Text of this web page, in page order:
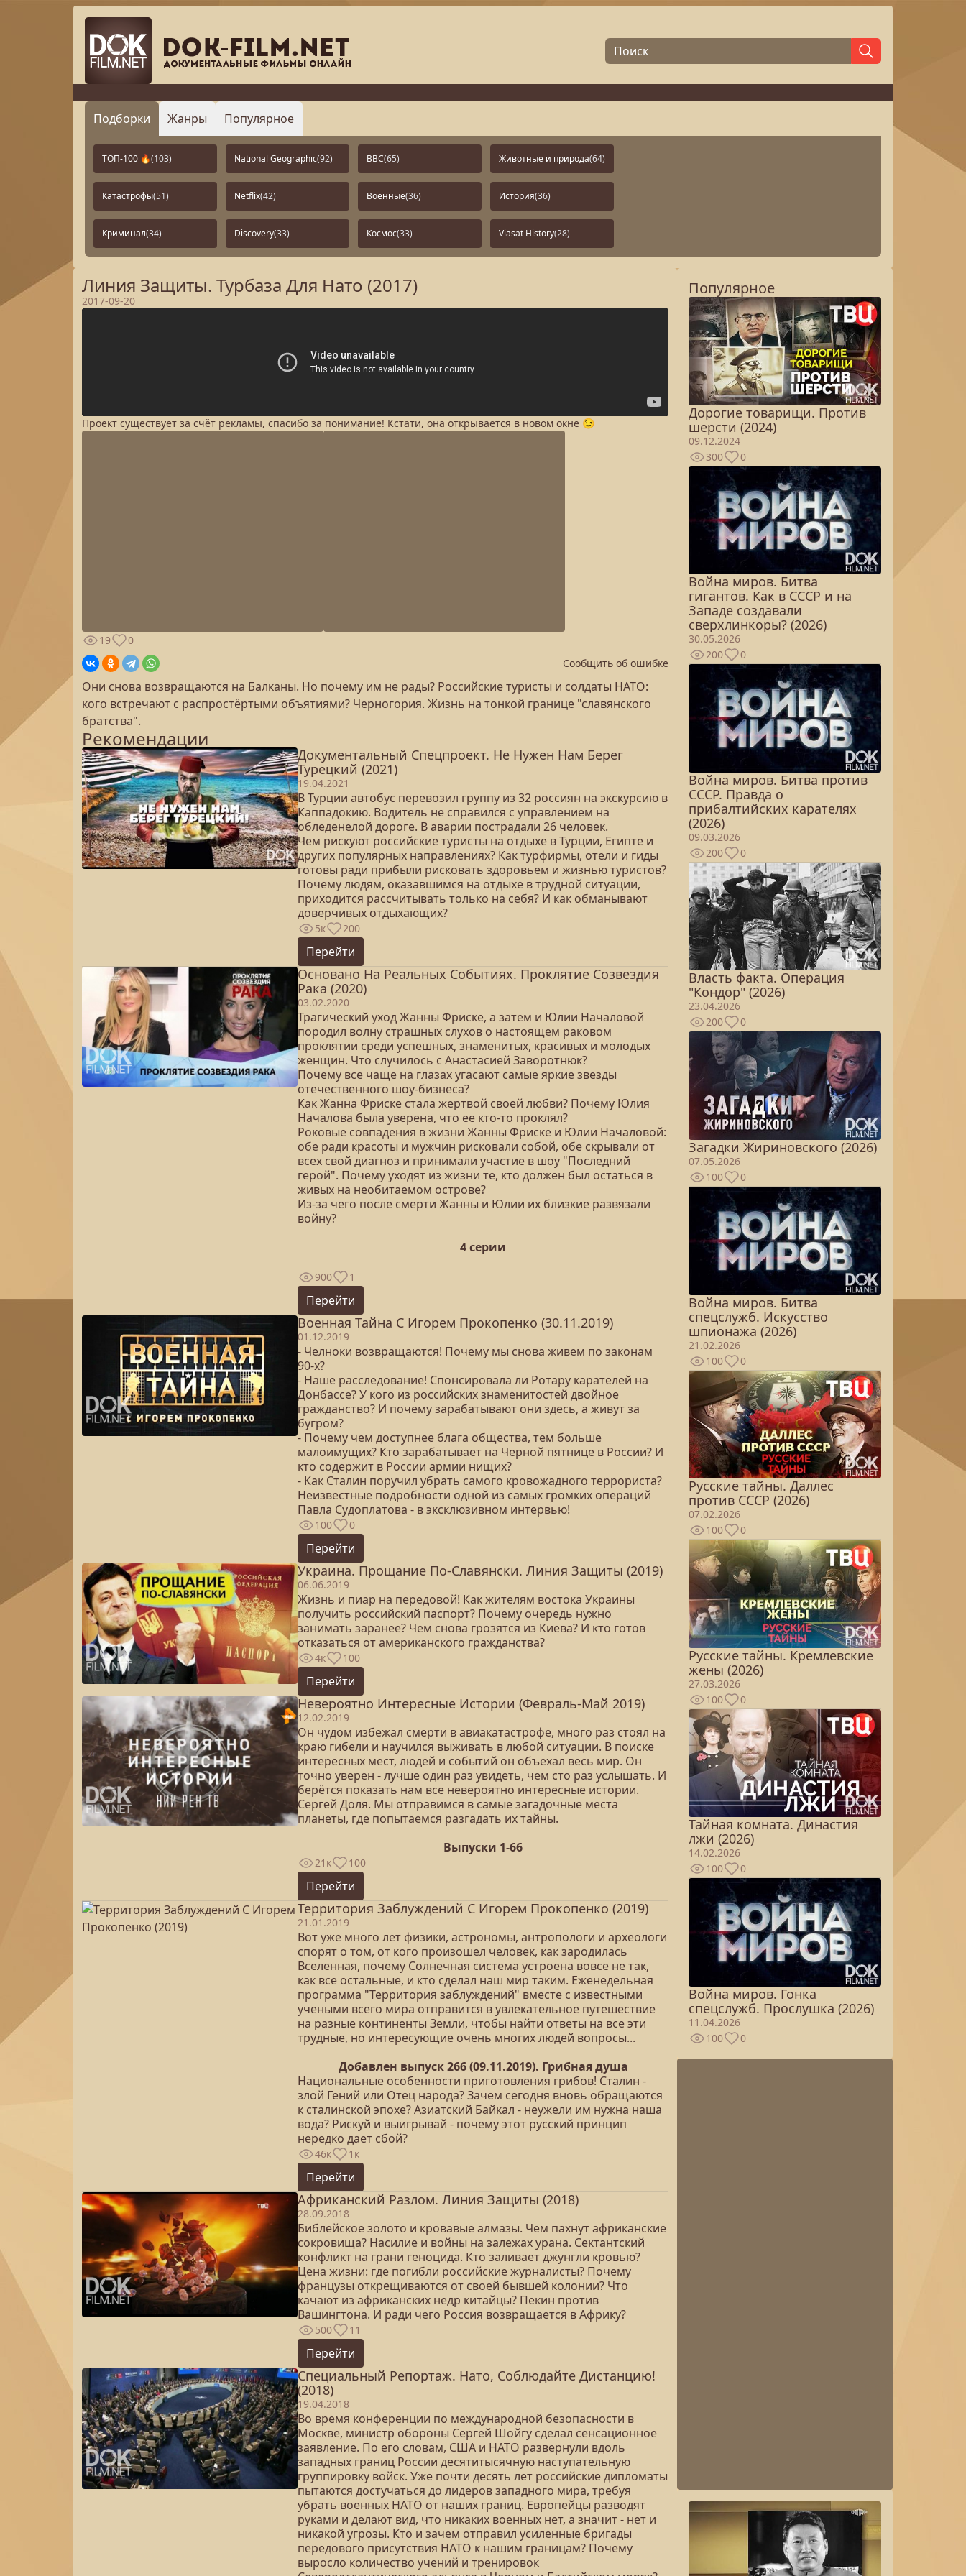
Подборки Жанры Популярное
ТОП-100 🔥(103) National Geographic(92) BBC(65) Животные и природа(64)
Катастрофы(51) Netflix(42) Военные(36) История(36)
Криминал(34) Discovery(33) Космос(33) Viasat History(28)
Линия Защиты. Турбаза Для Нато (2017)
2017-09-20
Проект существует за счёт рекламы, спасибо за понимание! Кстати, она открывается в новом окне 😉
19
0
Сообщить об ошибке
Они снова возвращаются на Балканы. Но почему им не рады? Российские туристы и солдаты НАТО:
кого встречают с распростёртыми объятиями? Черногория. Жизнь на тонкой границе "славянского
братства".
Рекомендации
Документальный Спецпроект. Не Нужен Нам Берег
Турецкий (2021)
19.04.2021
В Турции автобус перевозил группу из 32 россиян на экскурсию в
Каппадокию. Водитель не справился с управлением на
обледенелой дороге. В аварии пострадали 26 человек.
Чем рискуют российские туристы на отдыхе в Турции, Египте и
других популярных направлениях? Как турфирмы, отели и гиды
готовы ради прибыли рисковать здоровьем и жизнью туристов?
Почему людям, оказавшимся на отдыхе в трудной ситуации,
приходится рассчитывать только на себя? И как обманывают
доверчивых отдыхающих?
5к 200
Перейти
Основано На Реальных Событиях. Проклятие Созвездия
Рака (2020)
03.02.2020
Трагический уход Жанны Фриске, а затем и Юлии Началовой
породил волну страшных слухов о настоящем раковом
проклятии среди успешных, знаменитых, красивых и молодых
женщин. Что случилось с Анастасией Заворотнюк?
Почему все чаще на глазах угасают самые яркие звезды
отечественного шоу-бизнеса?
Как Жанна Фриске стала жертвой своей любви? Почему Юлия
Началова была уверена, что ее кто-то проклял?
Роковые совпадения в жизни Жанны Фриске и Юлии Началовой:
обе ради красоты и мужчин рисковали собой, обе скрывали от
всех свой диагноз и принимали участие в шоу "Последний
герой". Почему уходят из жизни те, кто должен был остаться в
живых на необитаемом острове?
Из-за чего после смерти Жанны и Юлии их близкие развязали
войну?
4 серии
900 1
Перейти
Военная Тайна С Игорем Прокопенко (30.11.2019)
01.12.2019
- Челноки возвращаются! Почему мы снова живем по законам
90-х?
- Наше расследование! Спонсировала ли Ротару карателей на
Донбассе? У кого из российских знаменитостей двойное
гражданство? И почему зарабатывают они здесь, а живут за
бугром?
- Почему чем доступнее блага общества, тем больше
малоимущих? Кто зарабатывает на Черной пятнице в России? И
кто содержит в России армии нищих?
- Как Сталин поручил убрать самого кровожадного террориста?
Неизвестные подробности одной из самых громких операций
Павла Судоплатова - в эксклюзивном интервью!
100 0
Перейти
Украина. Прощание По-Славянски. Линия Защиты (2019)
06.06.2019
Жизнь и пиар на передовой! Как жителям востока Украины
получить российский паспорт? Почему очередь нужно
занимать заранее? Чем​​ снова грозятся из Киева? И кто готов
отказаться от американского гражданства?
4к 100
Перейти
Невероятно Интересные Истории (Февраль-Май 2019)
12.02.2019
Он чудом избежал смерти в авиакатастрофе, много раз стоял на
краю гибели и научился выживать в любой ситуации. В поиске
интересных мест, людей и событий он объехал весь мир. Он
точно уверен - лучше один раз увидеть, чем сто раз услышать. И
берётся показать нам все невероятно интересные истории.
Сергей Доля. Мы отправимся в самые загадочные места
планеты, где попытаемся разгадать их тайны.
Выпуски 1-66
21к 100
Перейти
Территория Заблуждений С Игорем Прокопенко (2019)
21.01.2019
Вот уже много лет физики, астрономы, антропологи и археологи
спорят о том, от кого произошел человек, как зародилась
Вселенная, почему Солнечная система устроена вовсе не так,
как все остальные, и кто сделал наш мир таким. Еженедельная
программа "Территория заблуждений" вместе с известными
учеными всего мира отправится в увлекательное путешествие
на разные континенты Земли, чтобы найти ответы на все эти
трудные, но интересующие очень многих людей вопросы...
Добавлен выпуск 266 (09.11.2019). Грибная душа
Национальные особенности приготовления грибов! Сталин -
злой Гений или Отец народа? Зачем сегодня вновь обращаются
к сталинской эпохе? Азиатский Байкал - неужели им нужна наша
вода? Рискуй и выигрывай - почему этот русский принцип
нередко дает сбой?
46к 1к
Перейти
Африканский Разлом. Линия Защиты (2018)
28.09.2018
Библейское золото и кровавые алмазы. Чем пахнут африканские
сокровища? Насилие и войны на залежах урана. Сектантский
конфликт на грани геноцида. Кто заливает джунгли кровью?
Цена жизни: где погибли российские журналисты? Почему
французы открещиваются от своей бывшей колонии? Что
качают из африканских недр китайцы? Пекин против
Вашингтона. И ради чего Россия возвращается в Африку?
500 11
Перейти
Специальный Репортаж. Нато, Соблюдайте Дистанцию!
(2018)
19.04.2018
Во время конференции по международной безопасности в
Москве, министр обороны Сергей Шойгу сделал сенсационное
заявление. По его словам, США и НАТО развернули вдоль
западных границ России десятитысячную наступательную
группировку войск. Уже почти десять лет российские дипломаты
пытаются достучаться до лидеров западного мира, требуя
убрать военных НАТО от наших границ. Европейцы разводят
руками и делают вид, что никаких военных нет, а значит - нет и
никакой угрозы. Кто и зачем отправил усиленные бригады
передового присутствия НАТО к нашим границам? Почему
выросло количество учений и тренировок
Популярное
Дорогие товарищи. Против
шерсти (2024)
09.12.2024
300
0
Война миров. Битва
гигантов. Как в СССР и на
Западе создавали
сверхлинкоры? (2026)
30.05.2026
200
0
Война миров. Битва против
СССР. Правда о
прибалтийских карателях
(2026)
09.03.2026
200
0
Власть факта. Операция
"Кондор" (2026)
23.04.2026
200
0
Загадки Жириновского (2026)
07.05.2026
100
0
Война миров. Битва
спецслужб. Искусство
шпионажа (2026)
21.02.2026
100
0
Русские тайны. Даллес
против СССР (2026)
07.02.2026
100
0
Русские тайны. Кремлевские
жены (2026)
27.03.2026
100
0
Тайная комната. Династия
лжи (2026)
14.02.2026
100
0
Война миров. Гонка
спецслужб. Прослушка (2026)
11.04.2026
100
0